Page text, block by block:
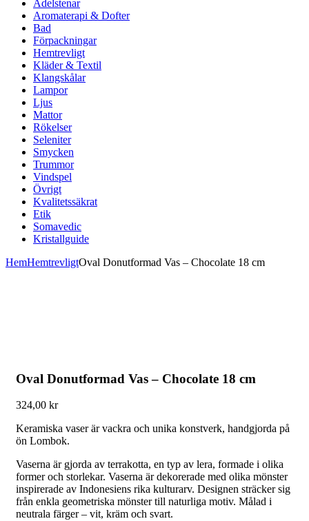
Ädelstenar
Aromaterapi & Dofter
Bad
Förpackningar
Hemtrevligt
Kläder & Textil
Klangskålar
Lampor
Ljus
Mattor
Rökelser
Seleniter
Smycken
Trummor
Vindspel
Övrigt
Kvalitetssäkrat
Etik
Somavedic
Kristallguide
HemHemtrevligtOval Donutformad Vas – Chocolate 18 cm
Oval Donutformad Vas – Chocolate 18 cm
324,00 kr
Keramiska vaser är vackra och unika konstverk, handgjorda på
ön Lombok.
Vaserna är gjorda av terrakotta, en typ av lera, formade i olika
former och storlekar. Vaserna är dekorerade med olika mönster
inspirerade av Indonesiens rika kulturarv. Designen sträcker sig
från enkla geometriska mönster till naturliga motiv. Målad i
neutrala färger – vit, kräm och svart.